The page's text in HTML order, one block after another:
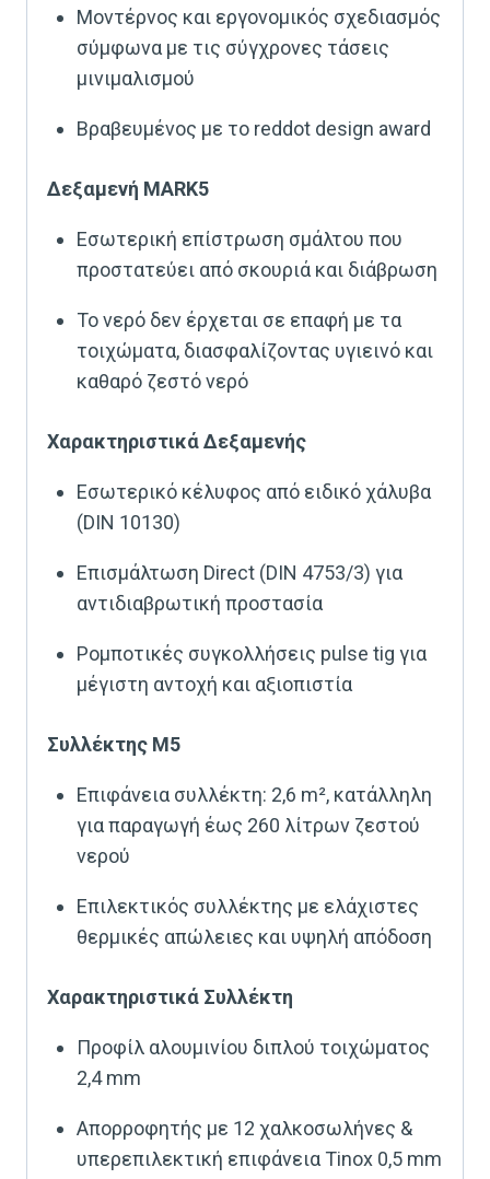
Μοντέρνος και εργονομικός σχεδιασμός
σύμφωνα με τις σύγχρονες τάσεις
μινιμαλισμού
Βραβευμένος με το reddot design award
Δεξαμενή MARK5
Εσωτερική επίστρωση σμάλτου που
προστατεύει από σκουριά και διάβρωση
Το νερό δεν έρχεται σε επαφή με τα
τοιχώματα, διασφαλίζοντας υγιεινό και
καθαρό ζεστό νερό
Χαρακτηριστικά Δεξαμενής
Εσωτερικό κέλυφος από ειδικό χάλυβα
(DIN 10130)
Επισμάλτωση Direct (DIN 4753/3) για
αντιδιαβρωτική προστασία
Ρομποτικές συγκολλήσεις pulse tig για
μέγιστη αντοχή και αξιοπιστία
Συλλέκτης M5
Επιφάνεια συλλέκτη: 2,6 m², κατάλληλη
για παραγωγή έως 260 λίτρων ζεστού
νερού
Επιλεκτικός συλλέκτης με ελάχιστες
θερμικές απώλειες και υψηλή απόδοση
Χαρακτηριστικά Συλλέκτη
Προφίλ αλουμινίου διπλού τοιχώματος
2,4 mm
Απορροφητής με 12 χαλκοσωλήνες &
υπερεπιλεκτική επιφάνεια Tinox 0,5 mm